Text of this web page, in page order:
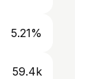
5.21%
59.4k